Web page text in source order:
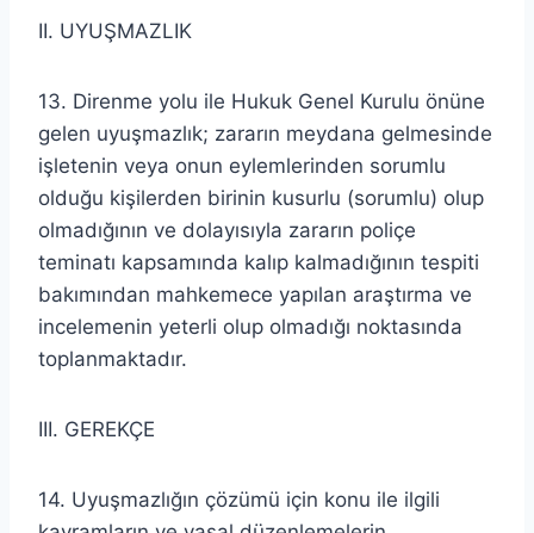
II. UYUŞMAZLIK
13. Direnme yolu ile Hukuk Genel Kurulu önüne
gelen uyuşmazlık; zararın meydana gelmesinde
işletenin veya onun eylemlerinden sorumlu
olduğu kişilerden birinin kusurlu (sorumlu) olup
olmadığının ve dolayısıyla zararın poliçe
teminatı kapsamında kalıp kalmadığının tespiti
bakımından mahkemece yapılan araştırma ve
incelemenin yeterli olup olmadığı noktasında
toplanmaktadır.
III. GEREKÇE
14. Uyuşmazlığın çözümü için konu ile ilgili